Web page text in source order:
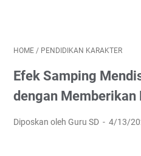
HOME / PENDIDIKAN KARAKTER
Efek Samping
dengan Memberikan
Diposkan oleh Guru SD 4/13/